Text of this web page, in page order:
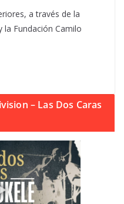
a través de la
la Fundación Camilo
– Las Dos Caras